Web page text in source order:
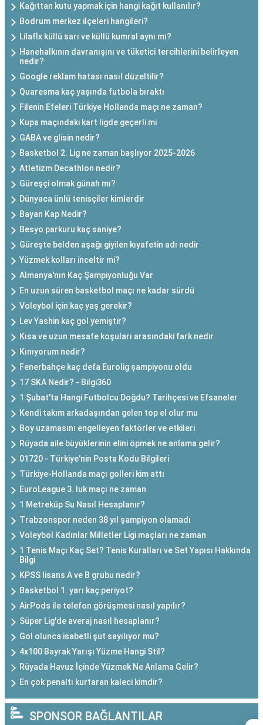
Kağıttan kutu yapmak için hangi kağıt kullanılır?
Bodrum merkez ilçeleri hangileri?
Lilafİx küllü sarı ve küllü kumral aynı mı?
Hanehalkının davranışını ve tüketici tercihlerini belirleyen
nedir?
Google reklam hatası nasıl düzeltilir?
Quaresma kaç yaşında futbola bıraktı
Filenin Efeleri Türkiye Hollanda maçı ne zaman?
Kupa maçındaki kart ligde geçerli mi
GABA ve glisin nedir?
Basketbol 2. Lig ne zaman başlıyor 2025-2026
Atletizm Decathlon nedir?
Güreşçi olmak günah mı?
Dünyaca ünlü tenisçiler kimlerdir
Bayan Kap Nedir?
Besyo parkuru kaç saniye?
Güreşte belden aşağı giyilen kıyafetin adı nedir
Yüzmek kolları inceltir mi?
Almanya'nın Kaç Şampiyonluğu Var
En uzun süren basketbol maçı ne kadar sürdü
Voleybol için kaç yaş gerekir?
Lev Yashin kaç gol yemiştir?
Kısa ve uzun mesafe koşuları arasındaki fark nedir
Kınıyorum nedir?
Fenerbahçe kaç defa Eurolig şampiyonu oldu
17 SKA Nedir? - Bilgi360
1 Şubat'ta Hangi Futbolcu Doğdu? Tarihçesi ve Efsaneler
Kendi takım arkadaşından gelen top el olur mu
Boy uzamasını engelleyen faktörler ve etkileri
Rüyada aile büyüklerinin elini öpmek ne anlama gelir?
01720 - Türkiye'nin Posta Kodu Bilgileri
Türkiye-Hollanda maçı golleri kim attı
EuroLeague 3. luk maçı ne zaman
1 Metreküp Su Nasıl Hesaplanır?
Trabzonspor neden 38 yıl şampiyon olamadı
Voleybol Kadınlar Milletler Ligi maçları ne zaman
1 Tenis Maçı Kaç Set? Tenis Kuralları ve Set Yapısı Hakkında
Bilgi
KPSS lisans A ve B grubu nedir?
Basketbol 1. yarı kaç periyot?
AirPods ile telefon görüşmesi nasıl yapılır?
Süper Lig'de averaj nasıl hesaplanır?
Gol olunca isabetli şut sayılıyor mu?
4x100 Bayrak Yarışı Yüzme Hangi Stil?
Rüyada Havuz İçinde Yüzmek Ne Anlama Gelir?
En çok penaltı kurtaran kaleci kimdir?
SPONSOR BAĞLANTILAR